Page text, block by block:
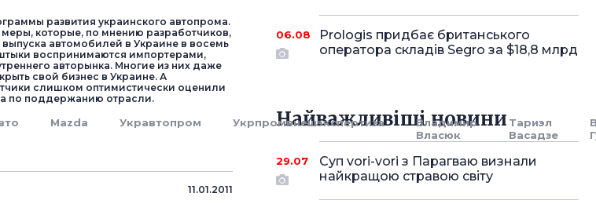
развития украинского автопрома.
которые, по мнению разработчиков,
автомобилей в Украине в восемь
воспринимаются импортерами,
авторынка. Многие из них даже
свой бизнес в Украине. А
слишком оптимистически оценили
по поддержанию отрасли.
Mazda Укравтопром Укрпромвнешэкспертиза
Владимир
Власюк
Тариэл
Васадзе
11.01.2011
06.08
Prologis придбає британського
оператора складів Segro за $18,8 млрд
Найважливіші новини
29.07
Суп vori-vori з Парагваю визнали
найкращою стравою світу